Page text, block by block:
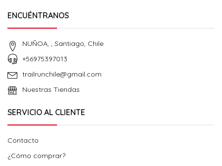
ENCUÉNTRANOS
NUÑOA, , Santiago, Chile
+56975397013
trailrunchile@gmail.com
Nuestras Tiendas
SERVICIO AL CLIENTE
Contacto
¿Cómo comprar?